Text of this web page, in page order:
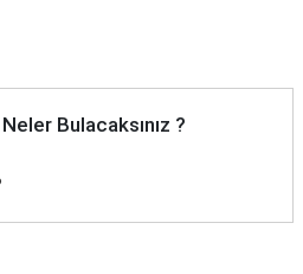
Neler Bulacaksınız ?